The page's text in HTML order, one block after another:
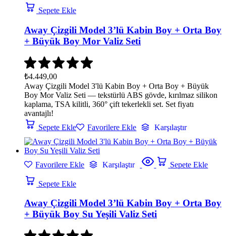
Sepete Ekle
Away Çizgili Model 3’lü Kabin Boy + Orta Boy
+ Büyük Boy Mor Valiz Seti
₺4.449,00
Away Çizgili Model 3'lü Kabin Boy + Orta Boy + Büyük
Boy Mor Valiz Seti — tekstürlü ABS gövde, kırılmaz silikon
kaplama, TSA kilitli, 360° çift tekerlekli set. Set fiyatı
avantajlı!
Sepete Ekle
Favorilere Ekle Karşılaştır
Favorilere Ekle Karşılaştır Sepete Ekle
Sepete Ekle
Away Çizgili Model 3’lü Kabin Boy + Orta Boy
+ Büyük Boy Su Yeşili Valiz Seti